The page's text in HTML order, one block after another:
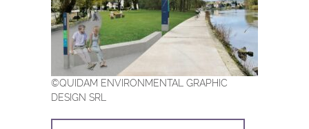
©QUIDAM ENVIRONMENTAL GRAPHIC
DESIGN SRL